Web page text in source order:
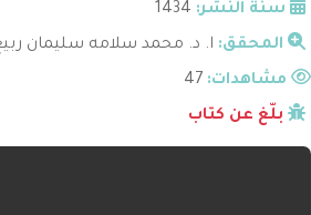
سنة النشر: 1434
المحقق: ا. د. محمد سلامه سليمان
مشاهدات:
بلّغ عن كتاب